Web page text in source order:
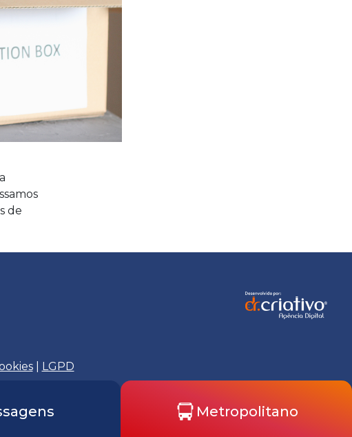
de
Metropolitano
| LGPD